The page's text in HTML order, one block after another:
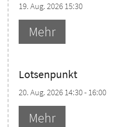
19. Aug. 2026 15:30
Mehr
Lotsenpunkt
20. Aug. 2026 14:30 - 16:00
Mehr